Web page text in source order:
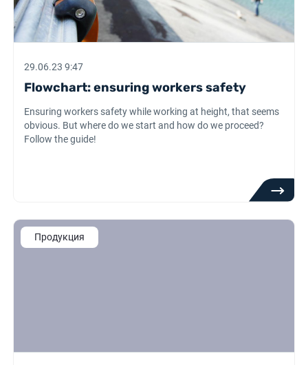
29.06.23 9:47
Flowchart: ensuring workers safety
Ensuring workers safety while working at height, that seems
obvious. But where do we start and how do we proceed?
Follow the guide!
Продукция